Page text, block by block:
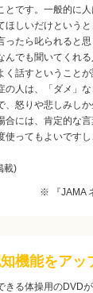
とです。一般的に
ほしいだけという
ったら叱られると
んでも聞いてくれ
く話すということ
の人は、「ダメ」
、怒りや悲しみし
合には、肯定的な
使ってもよいです
載)
※ 『JAMA
機能をアッ
る体操用のDVD